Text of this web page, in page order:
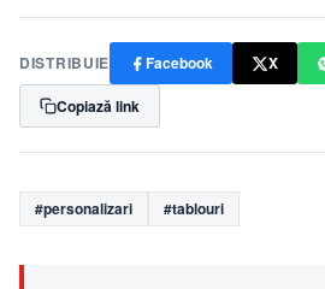
DISTRIBUIE Facebook X
Copiază link
#personalizari #tablouri